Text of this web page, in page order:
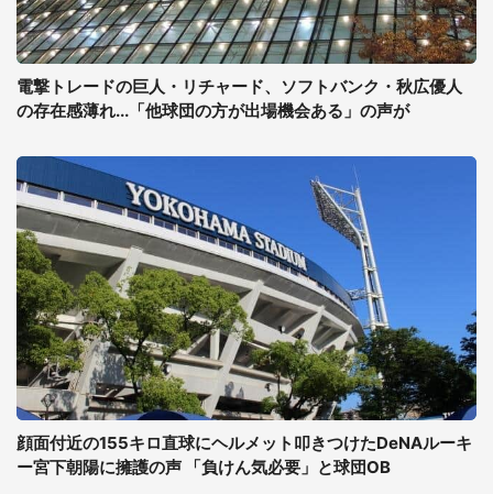
電撃トレードの巨人・リチャード、ソフトバンク・秋広優人
の存在感薄れ...「他球団の方が出場機会ある」の声が
顔面付近の155キロ直球にヘルメット叩きつけたDeNAルーキ
ー宮下朝陽に擁護の声 「負けん気必要」と球団OB